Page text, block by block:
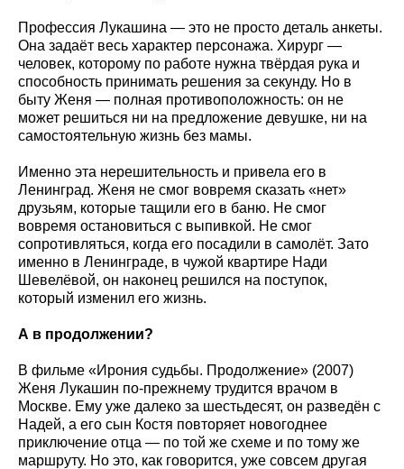
Профессия Лукашина — это не просто деталь анкеты.
Она задаёт весь характер персонажа. Хирург —
человек, которому по работе нужна твёрдая рука и
способность принимать решения за секунду. Но в
быту Женя — полная противоположность: он не
может решиться ни на предложение девушке, ни на
самостоятельную жизнь без мамы.
Именно эта нерешительность и привела его в
Ленинград. Женя не смог вовремя сказать «нет»
друзьям, которые тащили его в баню. Не смог
вовремя остановиться с выпивкой. Не смог
сопротивляться, когда его посадили в самолёт. Зато
именно в Ленинграде, в чужой квартире Нади
Шевелёвой, он наконец решился на поступок,
который изменил его жизнь.
А в продолжении?
В фильме «Ирония судьбы. Продолжение» (2007)
Женя Лукашин по-прежнему трудится врачом в
Москве. Ему уже далеко за шестьдесят, он разведён с
Надей, а его сын Костя повторяет новогоднее
приключение отца — по той же схеме и по тому же
маршруту. Но это, как говорится, уже совсем другая